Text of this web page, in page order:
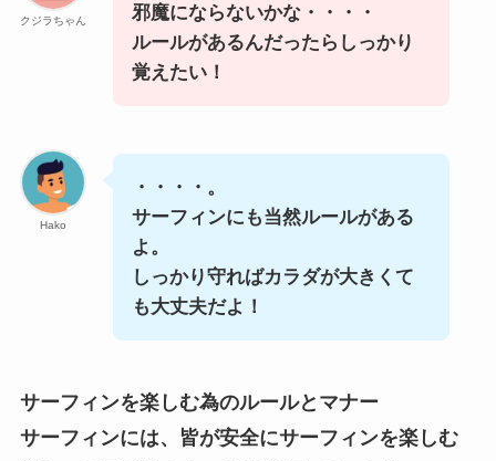
クジラちゃん
邪魔にならないかな・・・・
ルールがあるんだったらしっかり
覚えたい！
Hako
・・・・。
サーフィンにも当然ルールがある
よ。
しっかり守ればカラダが大きくて
も大丈夫だよ！
サーフィンを楽しむ為のルールとマナー
サーフィンには、 皆が安全にサーフィンを楽しむ